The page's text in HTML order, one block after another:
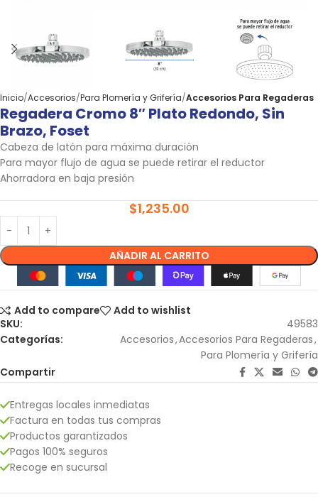
Inicio Accesorios Para Plomería y Grifería Accesorios Para Regaderas
Regadera Cromo 8″ Plato Redondo, Sin
Brazo, Foset
Cabeza de latón para máxima duración
Para mayor flujo de agua se puede retirar el reductor
Ahorradora en baja presión
$1,235.00
AÑADIR AL CARRITO
Add to compare
Add to wishlist
SKU:
49583
Categorías:
Accesorios,Accesorios Para Regaderas,
Para Plomería y Grifería
Compartir
Entregas locales inmediatas
Factura en todas tus compras
Productos garantizados
Pagos 100% seguros
Recoge en sucursal